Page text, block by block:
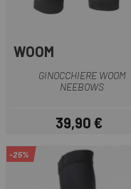
WOOM
GINOCCHIERE WOOM
NEEBOWS
Prezzo
39,90 €
-25%